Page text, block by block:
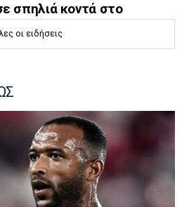
σπηλιά κοντά στο
Ισιδώρων
διατηρούν στο
οι ειδήσεις